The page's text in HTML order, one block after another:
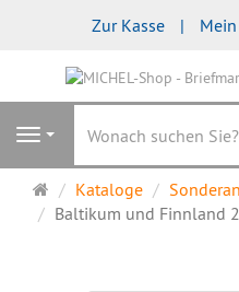
Zur Kasse
Navigation
Startseite
Kataloge
Baltikum und Finnland